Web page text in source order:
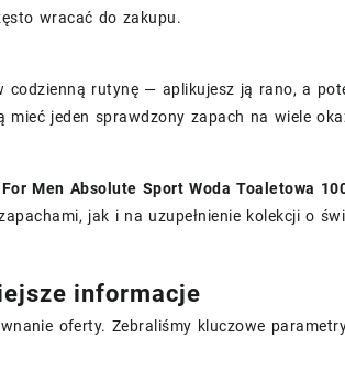
wracać do zakupu.
rutynę — aplikujesz ją rano, a
jeden sprawdzony zapach na wiele
Men Absolute Sport Woda Toaletowa
jak i na uzupełnienie kolekcji o
informacje
oferty. Zebraliśmy kluczowe